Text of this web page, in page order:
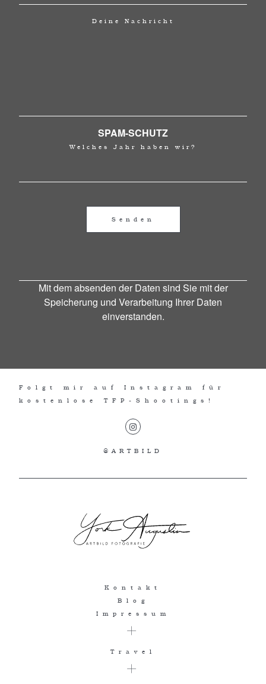
Deine Nachricht
SPAM-SCHUTZ
Welches Jahr haben wir?
Mit dem absenden der Daten sind Sie mit der
Speicherung und Verarbeitung Ihrer Daten
einverstanden.
Folgt mir auf Instagram für
kostenlose TFP-Shootings!
@ARTBILD
Kontakt
Blog
Impressum
Travel